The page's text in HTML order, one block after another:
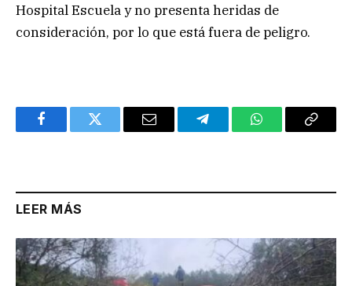
Hospital Escuela y no presenta heridas de
consideración, por lo que está fuera de peligro.
FacebookTwitter Email TelegramWhatsAppCopy
LEER MÁS